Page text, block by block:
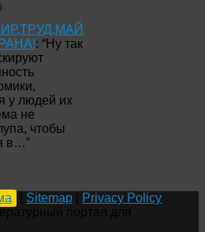
: “Ну так
у людей их
не
чтобы
в…”
Sitemap
Privacy Policy